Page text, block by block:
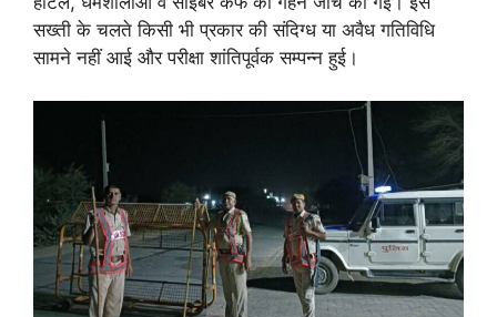
सख्ती के चलते किसी भी प्रकार की संदिग्ध या अवैध गतिविधि
सामने नहीं आई और परीक्षा शांतिपूर्वक सम्पन्न हुई।